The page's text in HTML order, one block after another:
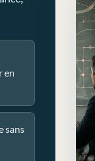
en
sans